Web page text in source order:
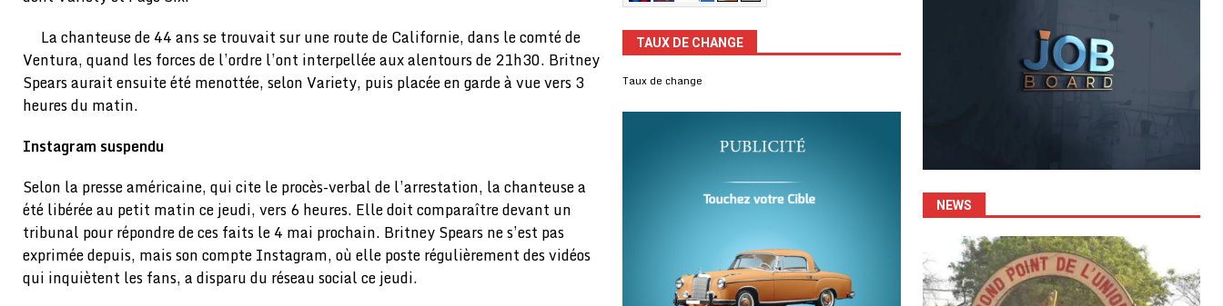
La chanteuse de 44 ans se trouvait sur une route de Californie, dans le comté de
Ventura, quand les forces de l’ordre l’ont interpellée aux alentours de 21h30. Britney
Spears aurait ensuite été menottée, selon Variety, puis placée en garde à vue vers 3
heures du matin.
Instagram suspendu
Selon la presse américaine, qui cite le procès-verbal de l’arrestation, la chanteuse a
été libérée au petit matin ce jeudi, vers 6 heures. Elle doit comparaître devant un
tribunal pour répondre de ces faits le 4 mai prochain. Britney Spears ne s’est pas
exprimée depuis, mais son compte Instagram, où elle poste régulièrement des vidéos
qui inquiètent les fans, a disparu du réseau social ce jeudi.
TAUX DE CHANGE
Taux de change
NEWS